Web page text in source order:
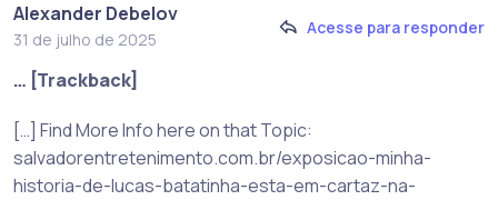
Alexander Debelov
31 de julho de 2025
Acesse para responder
… [Trackback]
[…] Find More Info here on that Topic:
salvadorentretenimento.com.br/exposicao-minha-
historia-de-lucas-batatinha-esta-em-cartaz-na-